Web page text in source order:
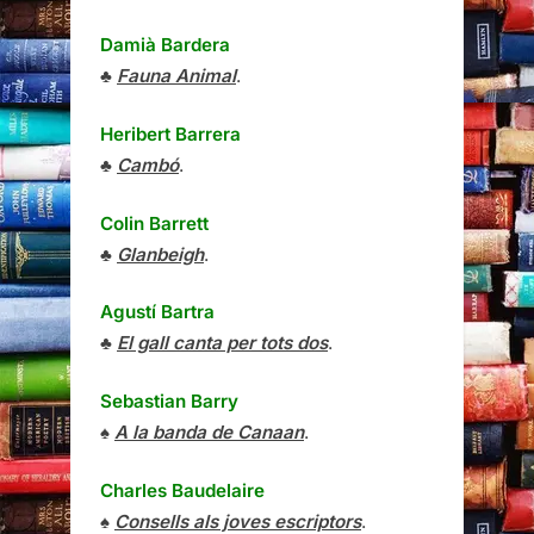
Damià Bardera
♣ Fauna Animal.
Heribert Barrera
♣ Cambó.
Colin Barrett
♣ Glanbeigh.
Agustí Bartra
♣ El gall canta per tots dos.
Sebastian Barry
♠ A la banda de Canaan.
Charles Baudelaire
♠ Consells als joves escriptors.